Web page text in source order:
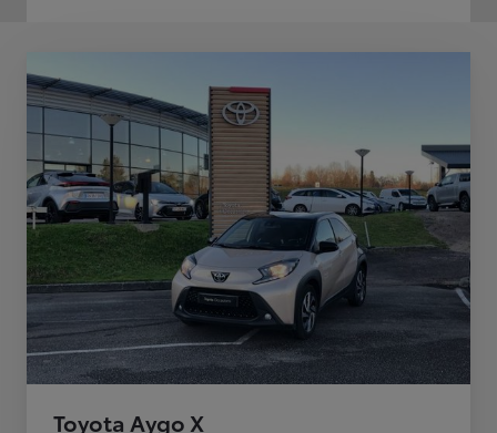
Toyota Aygo X